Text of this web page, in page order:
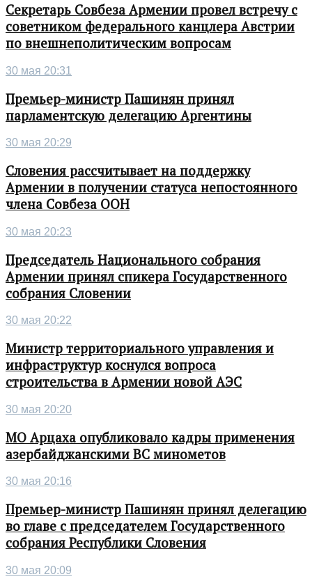
Секретарь Совбеза Армении провел встречу с
советником федерального канцлера Австрии
по внешнеполитическим вопросам
30 мая 20:31
Премьер-министр Пашинян принял
парламентскую делегацию Аргентины
30 мая 20:29
Словения рассчитывает на поддержку
Армении в получении статуса непостоянного
члена Совбеза ООН
30 мая 20:23
Председатель Национального собрания
Армении принял спикера Государственного
собрания Словении
30 мая 20:22
Министр территориального управления и
инфраструктур коснулся вопроса
строительства в Армении новой АЭС
30 мая 20:20
МО Арцаха опубликовало кадры применения
азербайджанскими ВС минометов
30 мая 20:16
Премьер-министр Пашинян принял делегацию
во главе с председателем Государственного
собрания Республики Словения
30 мая 20:09